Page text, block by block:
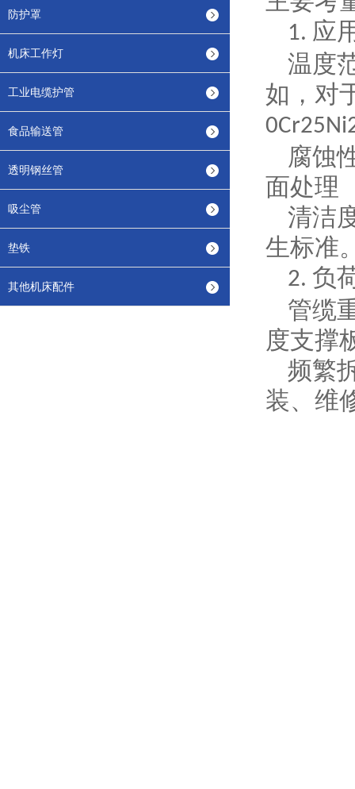
防护罩
机床工作灯
工业电缆护管
食品输送管
透明钢丝管
吸尘管
垫铁
其他机床配件
1. 应
温度
如，对
腐蚀
面处理
清洁
生标准
2. 负
管缆
度支撑
频繁
装、维